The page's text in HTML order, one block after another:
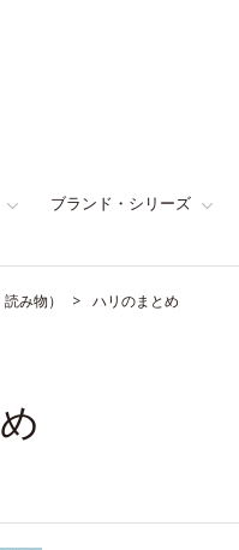
ブランド・シリーズ
み物） ハリのまとめ